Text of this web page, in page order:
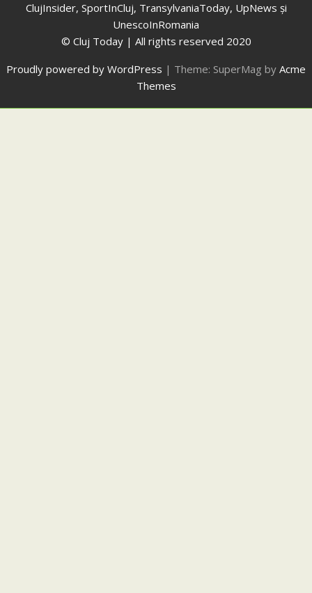
ClujInsider, SportInCluj, TransylvaniaToday, UpNews și
UnescoInRomania
© Cluj Today | All rights reserved 2020
Proudly powered by WordPress | Theme: SuperMag by Acme
Themes